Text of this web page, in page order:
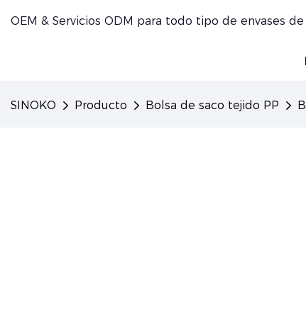
OEM & Servicios ODM para todo tipo de envases
SINOKO Producto Bolsa de saco tejido PP